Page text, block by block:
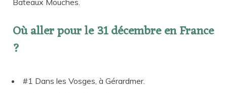
Où aller pour le 31 décembre en France
?
#1 Dans les Vosges, à Gérardmer.